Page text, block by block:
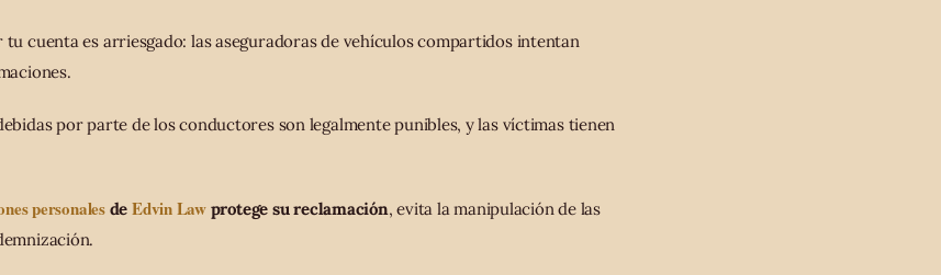
cuenta es arriesgado: las aseguradoras de vehículos compartidos intentan
por parte de los conductores son legalmente punibles, y las víctimas tienen
personalesde Edvin Lawprotege su reclamación, evita la manipulación de las